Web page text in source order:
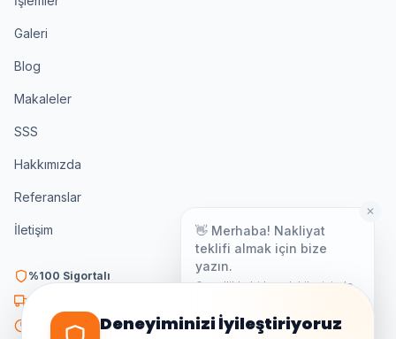
Galeri
Blog
Makaleler
SSS
Hakkımızda
Referanslar
İletişim
%100 Sigortalı
K3 Belgeli
7/24 Destek
Deneyiminizi İyileştiriyoruz
✕
👋 Merhaba! Nakliyat
teklifi almak için bize
yazın.
Genellikle birkaç dakika içinde